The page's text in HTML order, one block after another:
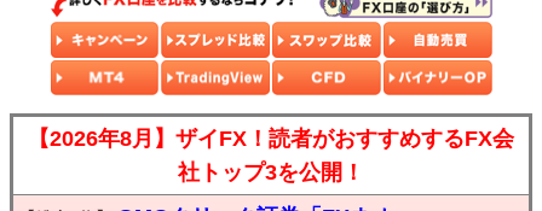
【2026年8月】ザイFX！読者がおすすめするFX会
社トップ3を公開！